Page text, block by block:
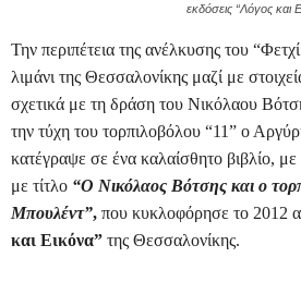
εκδόσεις “Λόγος και
Την περιπέτεια της ανέλκυσης του
λιμάνι της Θεσσαλονίκης μαζί με
σχετικά με τη δράση του Νικόλαου
την τύχη του τορπιλοβόλου “11” ο
κατέγραψε σε ένα καλαίσθητο βιβλίο,
με τίτλο “Ο Νικόλαος Βότσης και ο
Μπουλέντ”, που κυκλοφόρησε το 2012
και Εικόνα” της Θεσσαλονίκης.